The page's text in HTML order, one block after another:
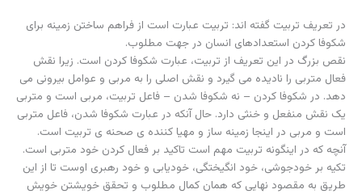
در تعریف تربیت گفته اند: تربیت عبارت است از فراهم ساختن زمینه برای
شکوفا کردن استعدادهای انسان در جهت مطلوب.
نقص بزرگ در این تعریف از تربیت، عبارت شکوفا کردن است. زیرا نقش
فعال متربی را نادیده می گیرد و نقش اصلی را به مربی و عوامل بیرونی می
دهد. در شکوفا کردن – نه شکوفا شدن – فاعل تربیت، مربی است و متربی
یک نقش منفعل و خنثی دارد. حال آنکه در عبارت شکوفا شدن، فاعل متربی
است و مربی در اینجا زمینه ساز و مهیا کننده ی صحنه ی تربیت است.
آنچه که در اینگونه تربیت مهم است تاکید بر فعال کردن خود متربی است.
تکیه بر خودجوشی، خود انگیختگی، خودیابی و خود رهبری اوست تا از این
طریق به مقصود نهایی که همان کمال مطلوب و تحقق خویشتن خویش